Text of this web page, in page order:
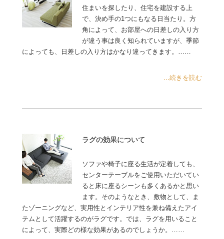
住まいを探したり、住宅を建設する上
で、決め手の1つにもなる日当たり。方
角によって、お部屋への日差しの入り方
が違う事は良く知られていますが、季節
によっても、日差しの入り方はかなり違ってきます。……
...続きを読む
ラグの効果について
ソファや椅子に座る生活が定着しても、
センターテーブルをご使用いただいてい
ると床に座るシーンも多くあるかと思い
ます。そのようなとき、敷物として、ま
たゾーニングなど、実用性とインテリア性を兼ね備えたアイ
テムとして活躍するのがラグです。では、ラグを用いること
によって、実際どの様な効果があるのでしょうか。……